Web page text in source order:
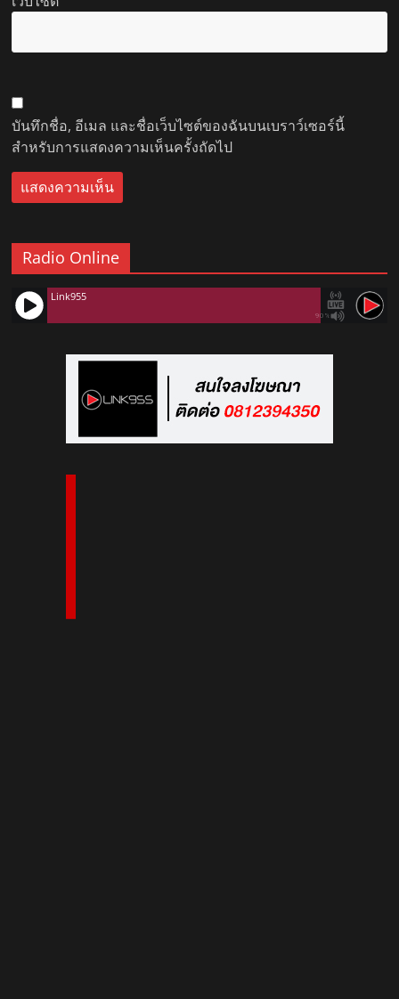
บันทึกชื่อ, อีเมล และชื่อเว็บไซต์ของฉันบนเบราว์เซอร์นี้
สำหรับการแสดงความเห็นครั้งถัดไป
Radio Online
90%
Link955